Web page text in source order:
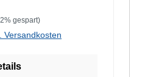
gespart)
Versandkosten